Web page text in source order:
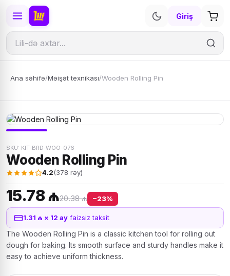
Giriş
Ana səhifə/Məişət texnikası/Wooden Rolling Pin
SKU: KIT-BRD-WOO-076
Wooden Rolling Pin
4.2(378 rəy)
15.78 ₼20.38 ₼ −23%
1.31 ₼ × 12 ay faizsiz taksit
The Wooden Rolling Pin is a classic kitchen tool for rolling out
dough for baking. Its smooth surface and sturdy handles make it
easy to achieve uniform thickness.